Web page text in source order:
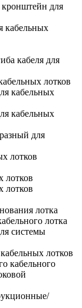
для
кабельных
кабеля для
лотков
кабельных
кабельных
для
лотков
лотков
лотков
лотка
лотка
системы
лотков
кабельного